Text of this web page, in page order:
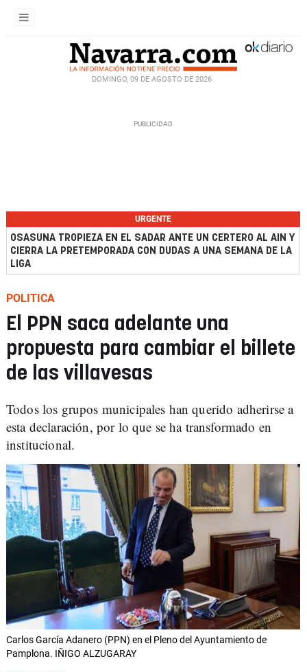
DOMINGO, 09 DE AGOSTO DE 2026
URGENTE
OSASUNA TROPIEZA EN EL SADAR ANTE UN CERTERO AL AIN Y
CIERRA LA PRETEMPORADA CON DUDAS A UNA SEMANA DE LA
LIGA
POLITICA
El PPN saca adelante una
propuesta para cambiar el billete
de las villavesas
Todos los grupos municipales han querido adherirse a
esta declaración, por lo que se ha transformado en
institucional.
Carlos García Adanero (PPN) en el Pleno del Ayuntamiento de
Pamplona. IÑIGO ALZUGARAY